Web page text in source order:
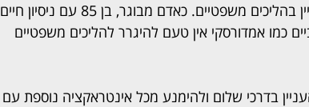
עוד הוסיף כי "אשרוב אינו איש ריב ומדון ואינו מעוניין בהליכים משפטיים. כאדם מבוגר, בן 85 עם ניסיון חיים
כמו אמדורסקי אין טעם להיגרר להליכים משפטיים
בדרכי שלום ולהימנע מכל אינטראקציה נוספת עם